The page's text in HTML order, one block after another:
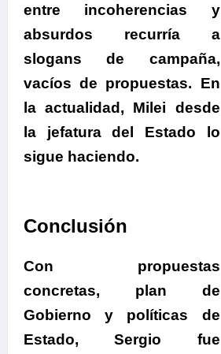
entre incoherencias y
absurdos recurría a
slogans de campaña,
vacíos de propuestas. En
la actualidad, Milei desde
la jefatura del Estado lo
sigue haciendo.
Conclusión
Con propuestas
concretas, plan de
Gobierno y políticas de
Estado, Sergio fue